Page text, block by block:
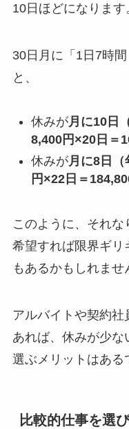
10日ほどになります
30日月に「1日7時
と、
休みが月に10日
8,400円×20日＝
休みが月に8日（
円×22日＝
このように、それな
希望すれば限界ギ
もあるかもしれませ
アルバイトや契約
あれば、休みが少な
選ぶメリットはある
比較的仕事を選